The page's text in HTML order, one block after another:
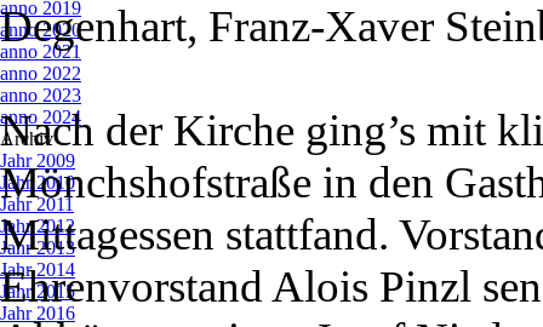
anno 2019
anno 2020
anno 2021
anno 2022
anno 2023
anno 2024
Archiv▼
Jahr 2009
Jahr 2010
Jahr 2011
Jahr 2012
Jahr 2013
Jahr 2014
Jahr 2015
Jahr 2016
Degenhart, Franz-Xaver
Nach der Kirche ging’s mit
Mönchshofstraße in den
Mittagessen stattfand.
Ehrenvorstand Alois Pinzl